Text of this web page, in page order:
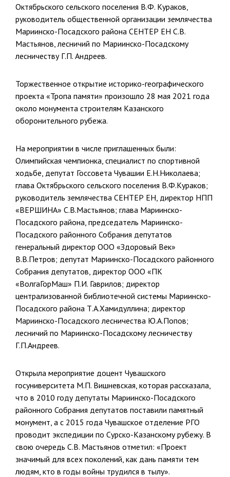
Октябрьского сельского поселения В.Ф. Кураков,
руководитель общественной организации землячества
Мариинско-Посадского района СЕНТЕР ЕН С.В.
Мастьянов, лесничий по Мариинско-Посадскому
лесничеству Г.П. Андреев.
Торжественное открытие историко-географического
проекта «Тропа памяти» произошло 28 мая 2021 года
около монумента строителям Казанского
оборонительного рубежа.
На мероприятии в числе приглашенных были:
Олимпийская чемпионка, специалист по спортивной
ходьбе, депутат Госсовета Чувашии Е.Н.Николаева;
глава Октябрьского сельского поселения В.Ф.Кураков;
руководитель землячества СЕНТЕР ЕН, директор НПП
«ВЕРШИНА» С.В.Мастьянов; глава Мариинско-
Посадского района, председатель Мариинско-
Посадского районного Собрания депутатов
генеральный директор ООО «Здоровый Век»
В.В.Петров; депутат Мариинско-Посадского районного
Собрания депутатов, директор ООО «ПК
«ВолгаГорМаш» П.И. Гаврилов; директор
централизованной библиотечной системы Мариинско-
Посадского района Т.А.Хамидуллина; директор
Мариинско-Посадского лесничества Ю.А.Попов;
лесничий по Мариинско-Посадскому лесничеству
Г.П.Андреев.
Открыла мероприятие доцент Чувашского
госуниверситета М.П. Вишневская, которая рассказала,
что в 2010 году депутаты Мариинско-Посадского
районного Собрания депутатов поставили памятный
монумент, а с 2015 года Чувашское отделение РГО
проводит экспедиции по Сурско-Казанскому рубежу. В
свою очередь С.В. Мастьянов отметил: «Проект
значимый для всех поколений, как дань памяти тем
людям, кто в годы войны трудился в тылу».